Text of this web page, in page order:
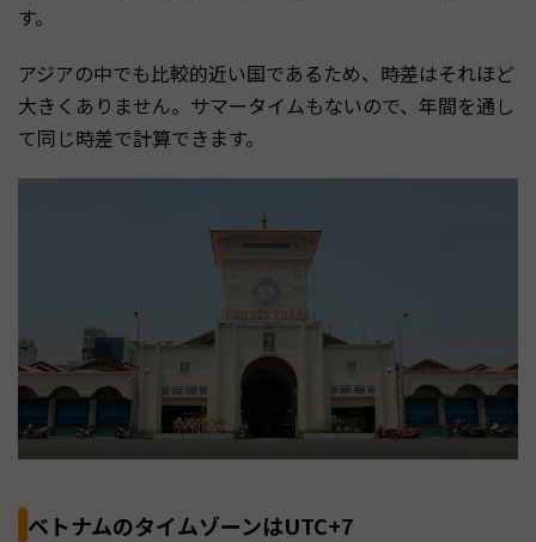
す。
アジアの中でも比較的近い国であるため、時差はそれほど
大きくありません。サマータイムもないので、年間を通し
て同じ時差で計算できます。
ベトナムのタイムゾーンはUTC+7